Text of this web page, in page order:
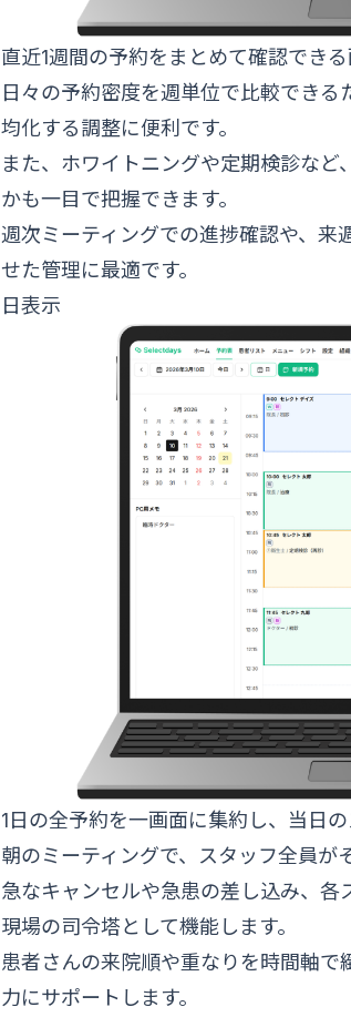
直近1週間の予約をまとめて確認できる
日々の予約密度を週単位で比較でき
均化する調整に便利です。
また、ホワイトニングや定期検診な
かも一目で把握できます。
週次ミーティングでの進捗確認や、来
せた管理に最適です。
日表示
1日の全予約を一画面に集約し、当日
朝のミーティングで、スタッフ全員が
急なキャンセルや急患の差し込み、各
現場の司令塔として機能します。
患者さんの来院順や重なりを時間軸
力にサポートします。